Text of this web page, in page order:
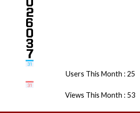
Users This Month : 25
Views This Month : 53